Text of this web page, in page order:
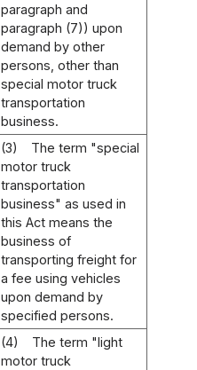
paragraph and
paragraph (7)) upon
demand by other
persons, other than
special motor truck
transportation
business.
(3)
The term "special
motor truck
transportation
business" as used in
this Act means the
business of
transporting freight for
a fee using vehicles
upon demand by
specified persons.
(4)
The term "light
motor truck